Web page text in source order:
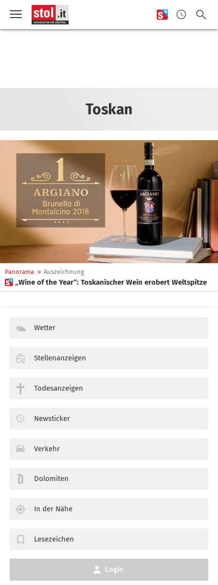
Toskan
Panorama » Auszeichnung
 „Wine of the Year“: Toskanischer Wein erobert Weltspitze
Wetter
Stellenanzeigen
Todesanzeigen
Newsticker
Verkehr
Dolomiten
In der Nähe
Lesezeichen
Login